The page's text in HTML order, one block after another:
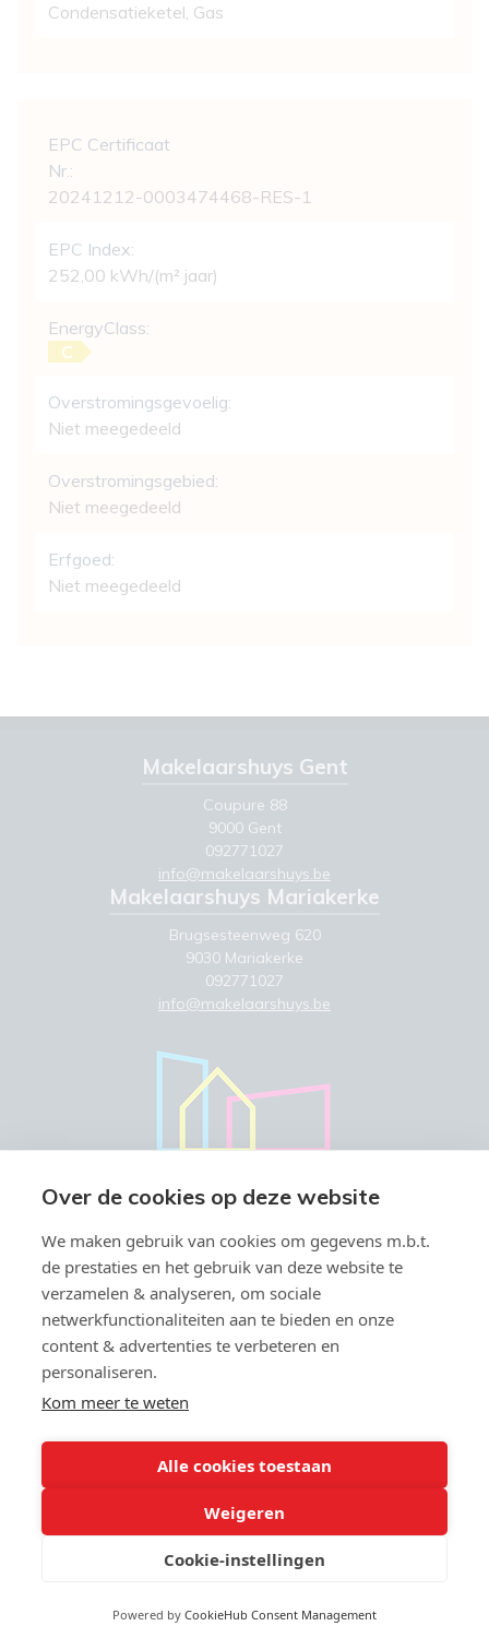
9,9
Condensatieketel, Gas
EPC Certificaat
Nr.:
20241212-0003474468-RES-1
EPC Index:
252,00 kWh/(m² jaar)
EnergyClass:
C
Overstromingsgevoelig:
Niet meegedeeld
Overstromingsgebied:
Niet meegedeeld
Erfgoed:
Niet meegedeeld
Makelaarshuys Gent
Coupure 88
9000 Gent
092771027
info@makelaarshuys.be
Makelaarshuys Mariakerke
Brugsesteenweg 620
9030 Mariakerke
092771027
info@makelaarshuys.be
Vastgoedmakelaar-bemiddelaar BIV België BIV 504.945 & 508.847 -
Toezichthoudende autoriteit: Beroepsinstituut van
Onderworpen aan de
- Lid BIV -
info@biv.be - Lid CIB - BA en borgstelling via NV Axa Belgium (polisnr;
policy|Cookie policy
Over de cookies op deze website
We maken gebruik van cookies om gegevens m.b.t.
de prestaties en het gebruik van deze website te
verzamelen & analyseren, om sociale
netwerkfunctionaliteiten aan te bieden en onze
content & advertenties te verbeteren en
personaliseren.
Kom meer te weten
Alle cookies toestaan
Weigeren
Cookie-instellingen
Powered by CookieHub Consent Management